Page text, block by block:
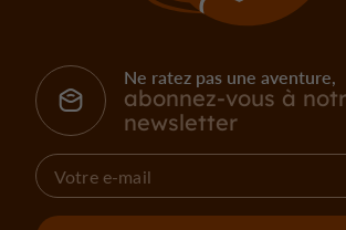
Ne ratez pas une aventure,
abonnez-vous à
newsletter